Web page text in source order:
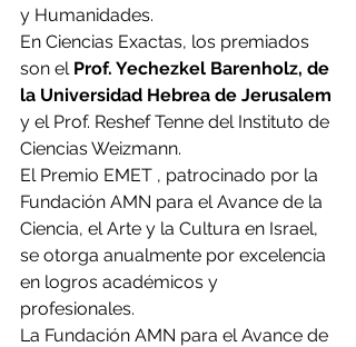
y Humanidades.
En Ciencias Exactas, los premiados
son el Prof. Yechezkel Barenholz, de
la Universidad Hebrea de Jerusalem
y el Prof. Reshef Tenne del Instituto de
Ciencias Weizmann.
El Premio EMET , patrocinado por la
Fundación AMN para el Avance de la
Ciencia, el Arte y la Cultura en Israel,
se otorga anualmente por excelencia
en logros académicos y
profesionales.
La Fundación AMN para el Avance de